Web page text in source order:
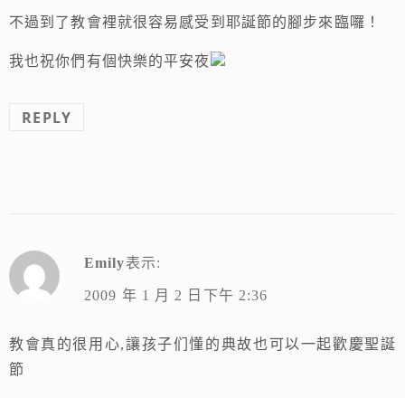
不過到了教會裡就很容易感受到耶誕節的腳步來臨囉！
我也祝你們有個快樂的平安夜
REPLY
Emily表示:
2009 年 1 月 2 日下午 2:36
教會真的很用心,讓孩子们懂的典故也可以一起歡慶聖誕
節